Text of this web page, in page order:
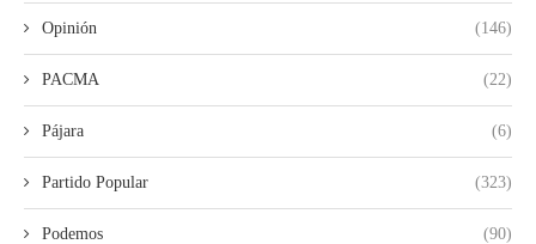
Opinión (146)
PACMA (22)
Pájara (6)
Partido Popular (323)
Podemos (90)